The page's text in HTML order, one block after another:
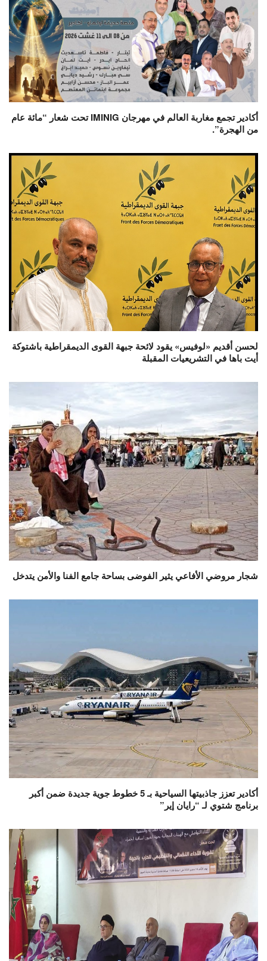
أكادير تجمع مغاربة العالم في مهرجان IMINIG تحت شعار “مائة عام
من الهجرة”.
لحسن أقديم «لوفيس» يقود لائحة جبهة القوى الديمقراطية باشتوكة
أيت باها في التشريعيات المقبلة
شجار مروضي الأفاعي يثير الفوضى بساحة جامع الفنا والأمن يتدخل
أكادير تعزز جاذبيتها السياحية بـ 5 خطوط جوية جديدة ضمن أكبر
برنامج شتوي لـ “رايان إير”